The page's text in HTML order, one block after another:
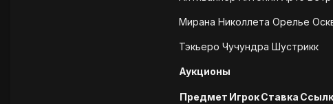
Мирана Николлета Орелье
Тэкьеро Чучундра Шустрикк
Аукционы
Предмет ИгрокСтавка